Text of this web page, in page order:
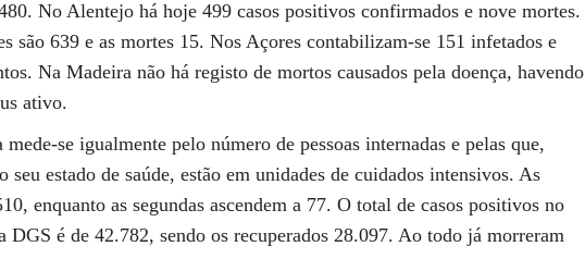
No Alentejo há hoje 499 casos positivos confirmados e nove mortes.
são 639 e as mortes 15. Nos Açores contabilizam-se 151 infetados e
Na Madeira não há registo de mortos causados pela doença, havendo
ativo.
mede-se igualmente pelo número de pessoas internadas e pelas que,
seu estado de saúde, estão em unidades de cuidados intensivos. As
enquanto as segundas ascendem a 77. O total de casos positivos no
DGS é de 42.782, sendo os recuperados 28.097. Ao todo já morreram